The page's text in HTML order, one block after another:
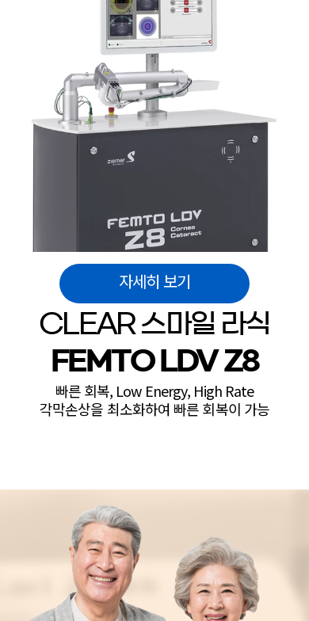
자세히 보기
CLEAR 스마일 라식
FEMTO LDV Z8
빠른 회복, Low Energy, High Rate
각막손상을 최소화하여 빠른 회복이 가능